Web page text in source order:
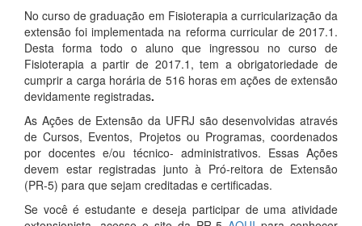
No curso de graduação em Fisioterapia a curricularização da
extensão foi implementada na reforma curricular de 2017.1.
Desta forma todo o aluno que ingressou no curso de
Fisioterapia a partir de 2017.1, tem a obrigatoriedade de
cumprir a carga horária de 516 horas em ações de extensão
devidamente registradas.
As Ações de Extensão da UFRJ são desenvolvidas através
de Cursos, Eventos, Projetos ou Programas, coordenados
por docentes e/ou técnico- administrativos. Essas Ações
devem estar registradas junto à Pró-reitora de Extensão
(PR-5) para que sejam creditadas e certificadas.
Se você é estudante e deseja participar de uma atividade